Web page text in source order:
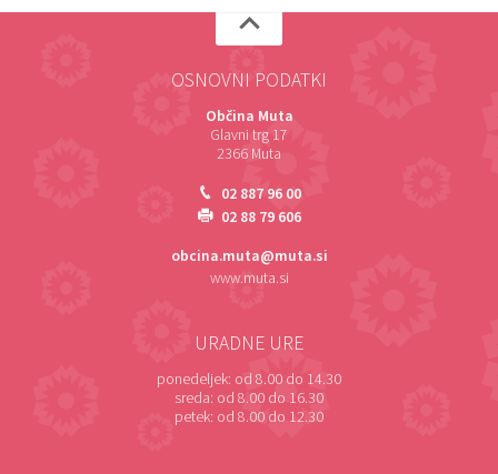
OSNOVNI PODATKI
Občina Muta
Glavni trg 17
2366 Muta
02 887 96 00
02 88 79 606
obcina.muta@muta.si
www.muta.si
URADNE URE
ponedeljek: od 8.00 do 14.30
sreda: od 8.00 do 16.30
petek: od 8.00 do 12.30